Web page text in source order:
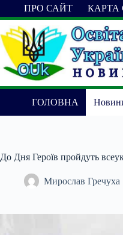
Перейти
до
вмісту
ПРО САЙТ КАРТА
ГОЛОВНА
До Дня Героїв пройдуть
Мирослав Гречуха